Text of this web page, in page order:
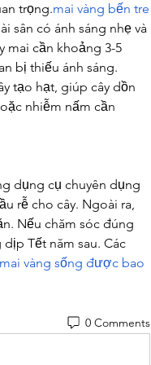
trọng.mai vàng bến tre
sân có ánh sáng nhẹ và
mai cần khoảng 3-5
bị thiếu ánh sáng.
tạo hạt, giúp cây dồn
nhiễm nấm cần
dụng cụ chuyên dụng
rễ cho cây. Ngoài ra,
Nếu chăm sóc đúng
Tết năm sau. Các
vàng sống được bao
0 Comments